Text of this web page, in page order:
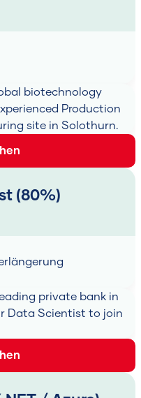
biotechnology
Production
site in Solothurn.
(80%)
private bank in
Data Scientist to join